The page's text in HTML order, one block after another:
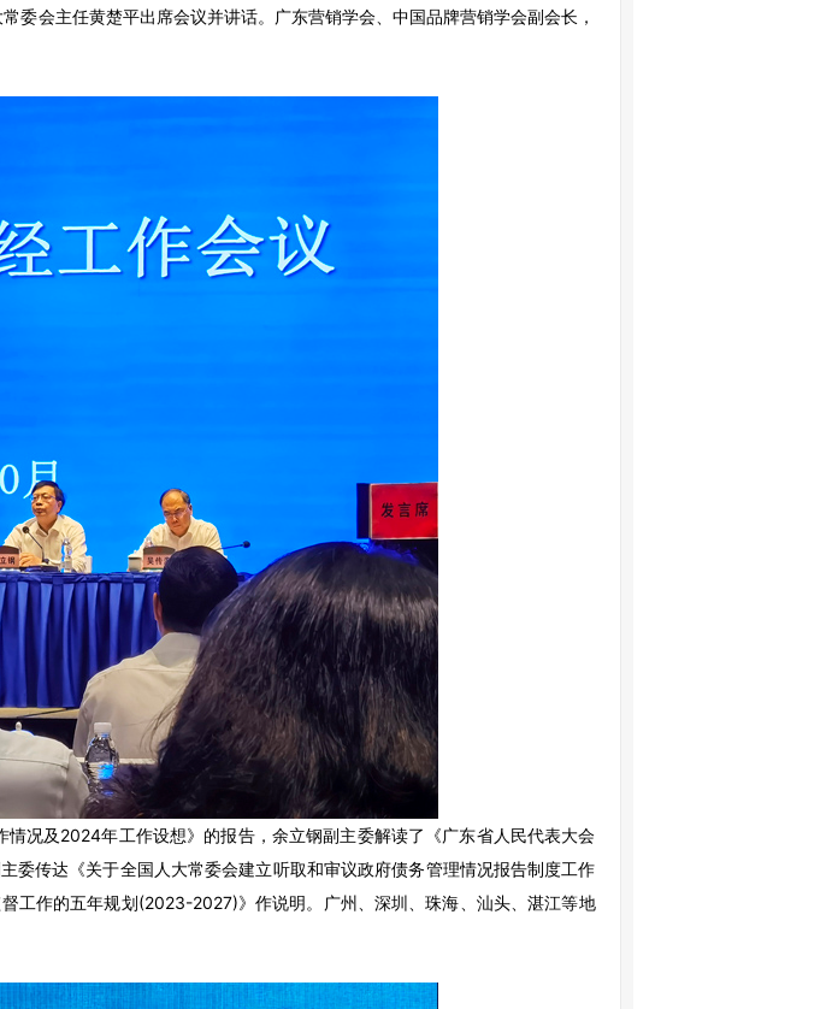
会主任黄楚平出席会议并讲话。广东营销学会、中国品牌营销学会副会长，
况及2024年工作设想》的报告，余立钢副主委解读了《广东省人民代表大会
委传达《关于全国人大常委会建立听取和审议政府债务管理情况报告制度工作
工作的五年规划(2023-2027)》作说明。广州、深圳、珠海、汕头、湛江等地